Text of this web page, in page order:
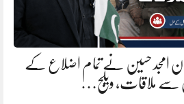
امجد حسین نے تمام اضلاع کے
سے ملاقات، ویلج…